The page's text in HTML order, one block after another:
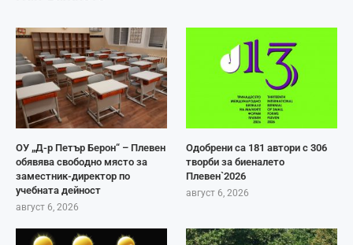
ОУ „Д-р Петър Берон“ – Плевен
обявява свободно място за
заместник-директор по
учебната дейност
август 6, 2026
Одобрени са 181 автори с 306
творби за биеналето
Плевен`2026
август 6, 2026